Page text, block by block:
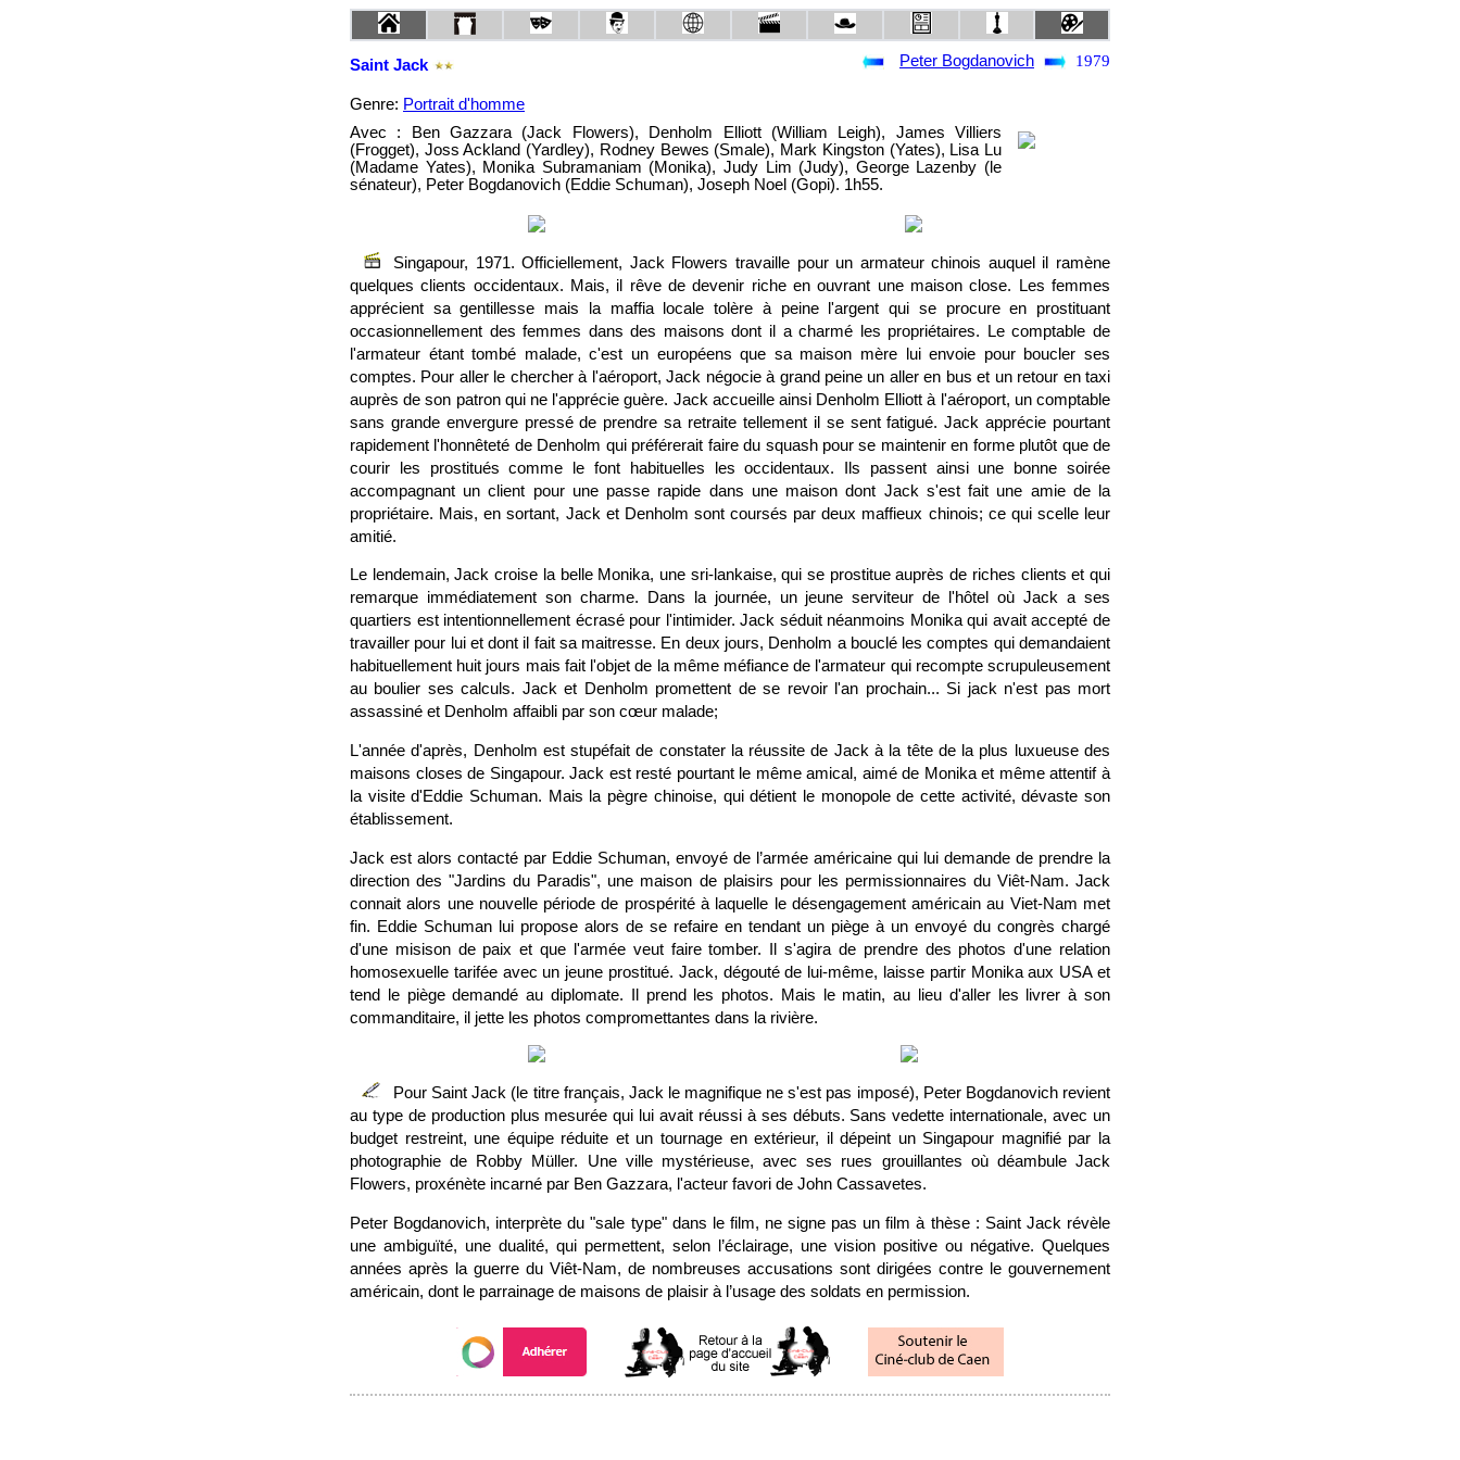
Saint Jack Peter Bogdanovich 1979
Genre: Portrait d'homme
Avec : Ben Gazzara (Jack Flowers), Denholm Elliott (William Leigh), James Villiers
(Frogget), Joss Ackland (Yardley), Rodney Bewes (Smale), Mark Kingston (Yates), Lisa Lu
(Madame Yates), Monika Subramaniam (Monika), Judy Lim (Judy), George Lazenby (le
sénateur), Peter Bogdanovich (Eddie Schuman), Joseph Noel (Gopi). 1h55.
Singapour, 1971. Officiellement, Jack Flowers travaille pour un armateur chinois auquel il ramène
quelques clients occidentaux. Mais, il rêve de devenir riche en ouvrant une maison close. Les femmes
apprécient sa gentillesse mais la maffia locale tolère à peine l'argent qui se procure en prostituant
occasionnellement des femmes dans des maisons dont il a charmé les propriétaires. Le comptable de
l'armateur étant tombé malade, c'est un européens que sa maison mère lui envoie pour boucler ses
comptes. Pour aller le chercher à l'aéroport, Jack négocie à grand peine un aller en bus et un retour en taxi
auprès de son patron qui ne l'apprécie guère. Jack accueille ainsi Denholm Elliott à l'aéroport, un comptable
sans grande envergure pressé de prendre sa retraite tellement il se sent fatigué. Jack apprécie pourtant
rapidement l'honnêteté de Denholm qui préférerait faire du squash pour se maintenir en forme plutôt que de
courir les prostitués comme le font habituelles les occidentaux. Ils passent ainsi une bonne soirée
accompagnant un client pour une passe rapide dans une maison dont Jack s'est fait une amie de la
propriétaire. Mais, en sortant, Jack et Denholm sont coursés par deux maffieux chinois; ce qui scelle leur
amitié.
Le lendemain, Jack croise la belle Monika, une sri-lankaise, qui se prostitue auprès de riches clients et qui
remarque immédiatement son charme. Dans la journée, un jeune serviteur de l'hôtel où Jack a ses
quartiers est intentionnellement écrasé pour l'intimider. Jack séduit néanmoins Monika qui avait accepté de
travailler pour lui et dont il fait sa maitresse. En deux jours, Denholm a bouclé les comptes qui demandaient
habituellement huit jours mais fait l'objet de la même méfiance de l'armateur qui recompte scrupuleusement
au boulier ses calculs. Jack et Denholm promettent de se revoir l'an prochain... Si jack n'est pas mort
assassiné et Denholm affaibli par son cœur malade;
L'année d'après, Denholm est stupéfait de constater la réussite de Jack à la tête de la plus luxueuse des
maisons closes de Singapour. Jack est resté pourtant le même amical, aimé de Monika et même attentif à
la visite d'Eddie Schuman. Mais la pègre chinoise, qui détient le monopole de cette activité, dévaste son
établissement.
Jack est alors contacté par Eddie Schuman, envoyé de l’armée américaine qui lui demande de prendre la
direction des "Jardins du Paradis", une maison de plaisirs pour les permissionnaires du Viêt-Nam. Jack
connait alors une nouvelle période de prospérité à laquelle le désengagement américain au Viet-Nam met
fin. Eddie Schuman lui propose alors de se refaire en tendant un piège à un envoyé du congrès chargé
d'une misison de paix et que l'armée veut faire tomber. Il s'agira de prendre des photos d'une relation
homosexuelle tarifée avec un jeune prostitué. Jack, dégouté de lui-même, laisse partir Monika aux USA et
tend le piège demandé au diplomate. Il prend les photos. Mais le matin, au lieu d'aller les livrer à son
commanditaire, il jette les photos compromettantes dans la rivière.
Pour Saint Jack (le titre français, Jack le magnifique ne s'est pas imposé), Peter Bogdanovich revient
au type de production plus mesurée qui lui avait réussi à ses débuts. Sans vedette internationale, avec un
budget restreint, une équipe réduite et un tournage en extérieur, il dépeint un Singapour magnifié par la
photographie de Robby Müller. Une ville mystérieuse, avec ses rues grouillantes où déambule Jack
Flowers, proxénète incarné par Ben Gazzara, l'acteur favori de John Cassavetes.
Peter Bogdanovich, interprète du "sale type" dans le film, ne signe pas un film à thèse : Saint Jack révèle
une ambiguïté, une dualité, qui permettent, selon l’éclairage, une vision positive ou négative. Quelques
années après la guerre du Viêt-Nam, de nombreuses accusations sont dirigées contre le gouvernement
américain, dont le parrainage de maisons de plaisir à l’usage des soldats en permission.